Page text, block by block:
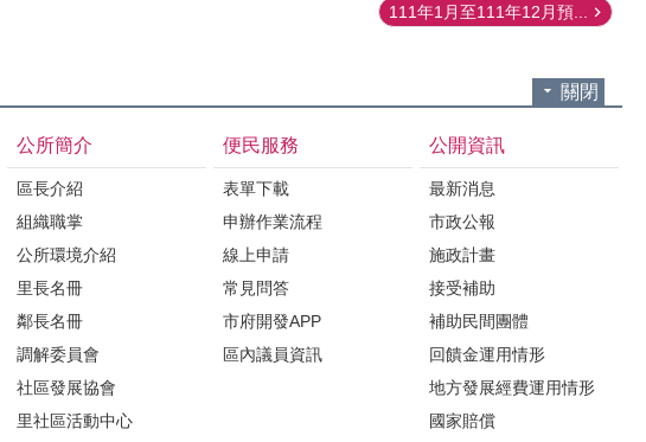
111年1月至111年12月預...
關閉
公所簡介
區長介紹
組織職掌
公所環境介紹
里長名冊
鄰長名冊
調解委員會
社區發展協會
里社區活動中心
便民服務
表單下載
申辦作業流程
線上申請
常見問答
市府開發APP
區內議員資訊
公開資訊
最新消息
市政公報
施政計畫
接受補助
補助民間團體
回饋金運用情形
地方發展經費運用情形
國家賠償